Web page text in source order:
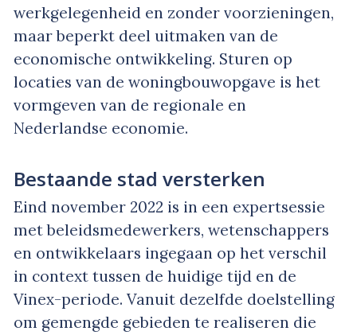
werkgelegenheid en zonder voorzieningen,
maar beperkt deel uitmaken van de
economische ontwikkeling. Sturen op
locaties van de woningbouwopgave is het
vormgeven van de regionale en
Nederlandse economie.
Bestaande stad versterken
Eind november 2022 is in een expertsessie
met beleidsmedewerkers, wetenschappers
en ontwikkelaars ingegaan op het verschil
in context tussen de huidige tijd en de
Vinex-periode. Vanuit dezelfde doelstelling
om gemengde gebieden te realiseren die